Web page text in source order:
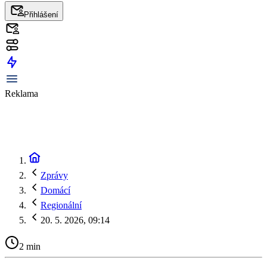
Přihlášení
Reklama
Zprávy
Domácí
Regionální
20. 5. 2026, 09:14
2 min